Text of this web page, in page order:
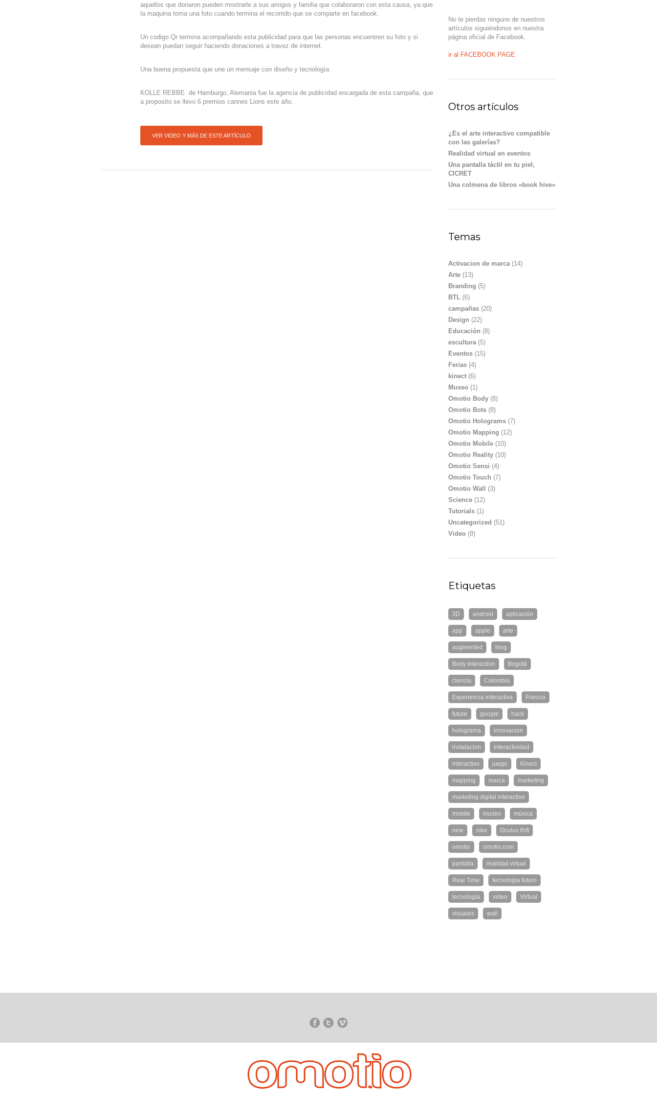
aquellos que donaron pueden mostrarle a sus amigos y familia que colaboraron con esta causa, ya que
la maquina toma una foto cuando termina el recorrido que se comparte en facebook.
Un codigo Qr termina acompañando esta publicidad para que las personas encuentren su foto y si
desean puedan seguir haciendo donaciones a travez de internet.
Una buena propuesta que une un mensaje con diseño y tecnología.
KOLLE REBBE de Hamburgo, Alemania fue la agencia de publicidad encargada de esta campaña, que
a proposito se llevo 6 premios cannes Lions este año.
VER VIDEO Y MÁS DE ESTE ARTÍCULO
No te pierdas ninguno de nuestros
artículos siguiéndonos en nuestra
página oficial de Facebook.
ir al FACEBOOK PAGE
Otros artículos
¿Es el arte interactivo compatible
con las galerías?
Realidad virtual en eventos
Una pantalla táctil en tu piel,
CICRET
Una colmena de libros «book hive»
Temas
Activacion de marca(14)
Arte (13)
Branding (5)
BTL (6)
campañas (20)
Design (22)
Educación (8)
escultura(5)
Eventos (15)
Ferias (4)
kinect (6)
Museo (1)
Omotio Body (8)
Omotio Bots (8)
Omotio Holograms (7)
Omotio Mapping (12)
Omotio Mobile (10)
Omotio Reality (10)
Omotio Sensi (4)
Omotio Touch (7)
Omotio Wall
(3)
Science (12)
Tutorials (1)
Uncategorized (51)
Video (8)
Etiquetas
3D android aplicación
app apple arte
augmented blog
Body Interaction Bogotá
ciencia Colombia
Experiencia interactiva Francia
future google hack
holograma innovacion
instalacion interactividad
interactivo juego Kinect
mapping marca marketing
marketing digital interactivo
mobile museo música
new nike Oculus Rift
omotio omotio.com
pantalla realidad virtual
Real Time tecnologia futuro
tecnología video Virtual
visuales wall